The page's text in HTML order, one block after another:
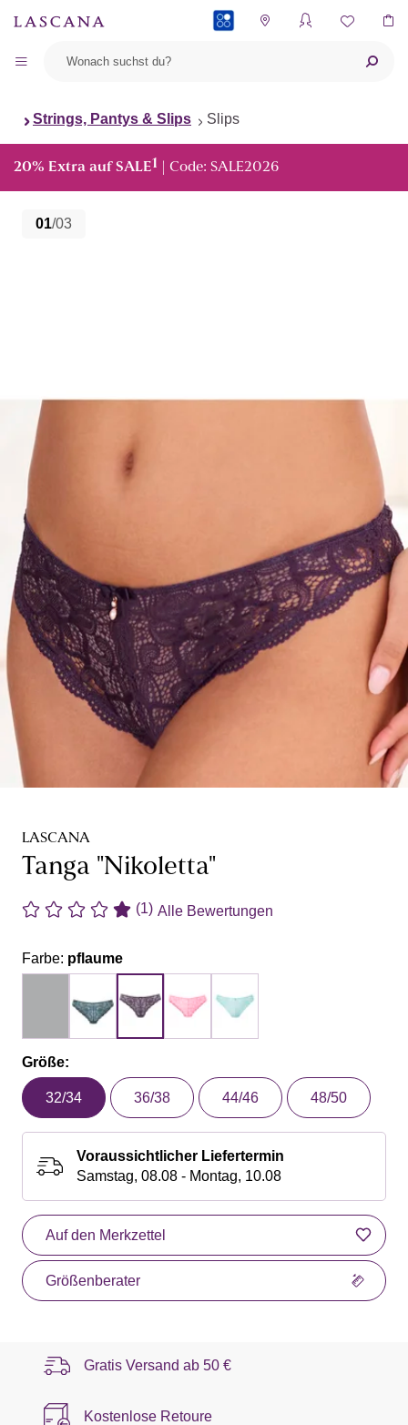
Strings, Pantys & Slips Slips
20% Extra auf SALE1 | Code: SALE2026
01/03
LASCANA
Tanga "Nikoletta"
(1) Alle Bewertungen
Farbe: pflaume
Größe:
32/34 36/38 44/46 48/50
Voraussichtlicher Liefertermin
Samstag, 08.08 - Montag, 10.08
Auf den Merkzettel
Größenberater
Gratis Versand ab 50 €
Kostenlose Retoure